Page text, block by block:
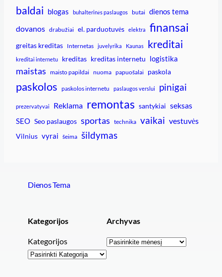
baldai blogas buhalterinės paslaugos butai dienos tema
dovanos drabužiai el. parduotuvės elektra finansai
greitas kreditas Internetas juvelyrika Kaunas kreditai
kreditai internetu kreditas kreditas internetu logistika
maistas maisto papildai nuoma papuošalai paskola
paskolos paskolos internetu paslaugos verslui pinigai
prezervatyvai Reklama remontas santykiai seksas
SEO Seo paslaugos sportas technika vaikai vestuvės
Vilnius vyrai šeima šildymas
Dienos Tema
Kategorijos
Kategorijos
Archyvas
Archyvai